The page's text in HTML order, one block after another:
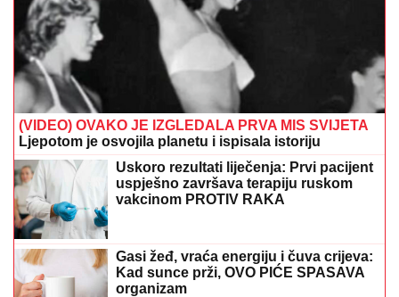
(VIDEO) OVAKO JE IZGLEDALA PRVA MIS SVIJETA
Ljepotom je osvojila planetu i ispisala istoriju
Uskoro rezultati liječenja: Prvi pacijent
uspješno završava terapiju ruskom
vakcinom PROTIV RAKA
Gasi žeđ, vraća energiju i čuva crijeva:
Kad sunce prži, OVO PIĆE SPASAVA
organizam